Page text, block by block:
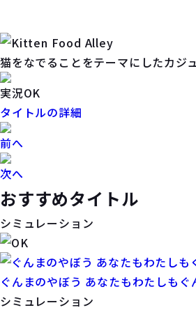
猫をなでることをテーマにしたカジ
実況OK
タイトルの詳細
前へ
次へ
おすすめタイトル
シミュレーション
ぐんまのやぼう あなたもわたしも
シミュレーション